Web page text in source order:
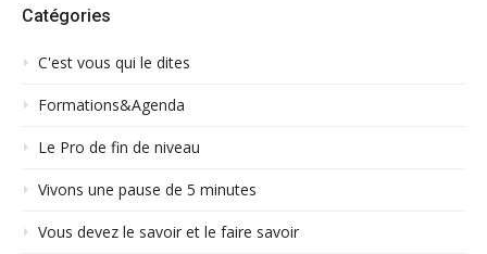
Catégories
C'est vous qui le dites
Formations&Agenda
Le Pro de fin de niveau
Vivons une pause de 5 minutes
Vous devez le savoir et le faire savoir